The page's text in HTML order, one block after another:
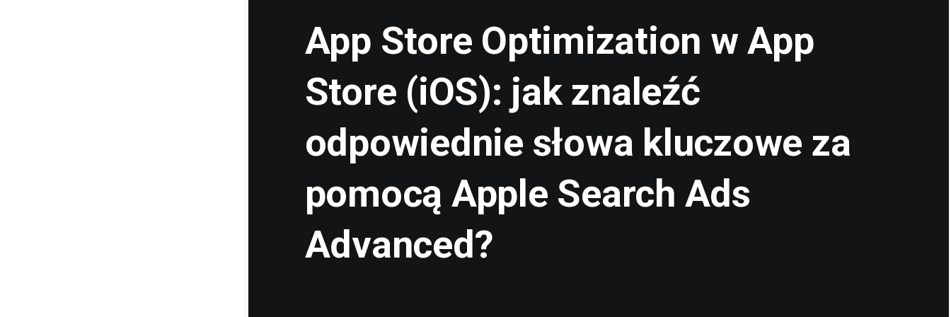
App Store Optimization w App
Store (iOS): jak znaleźć
odpowiednie słowa kluczowe za
pomocą Apple Search Ads
Advanced?